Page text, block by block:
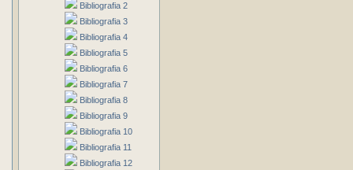
Bibliografia 2
Bibliografia 3
Bibliografia 4
Bibliografia 5
Bibliografia 6
Bibliografia 7
Bibliografia 8
Bibliografia 9
Bibliografia 10
Bibliografia 11
Bibliografia 12